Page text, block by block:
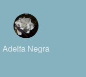
Adelfa Negra